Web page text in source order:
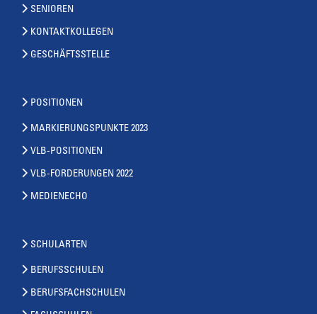
SENIOREN
KONTAKTKOLLEGEN
GESCHÄFTSSTELLE
POSITIONEN
MARKIERUNGSPUNKTE 2023
VLB-POSITIONEN
VLB-FORDERUNGEN 2022
MEDIENECHO
SCHULARTEN
BERUFSSCHULEN
BERUFSFACHSCHULEN